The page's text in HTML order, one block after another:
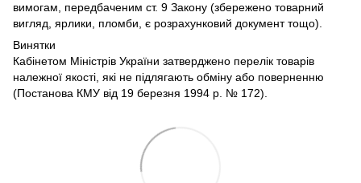
вимогам, передбаченим ст. 9 Закону (збережено товарний
вигляд, ярлики, пломби, є розрахунковий документ тощо).
Винятки
Кабінетом Міністрів України затверджено перелік товарів
належної якості, які не підлягають обміну або поверненню
(Постанова КМУ від 19 березня 1994 р. № 172).